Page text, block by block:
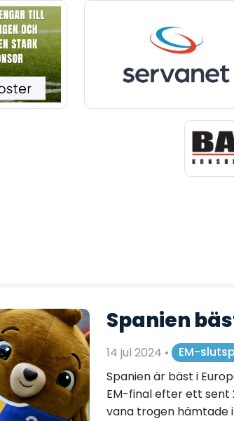
Spanien
14 jul 2024 •
EM-
Spanien är bäst i
EM-final efter ett sent
vana trogen hämtade